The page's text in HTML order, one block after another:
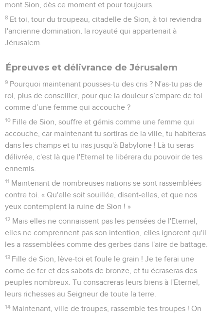
mont Sion, dès ce moment et pour toujours.
8 Et toi, tour du troupeau, citadelle de Sion, à toi reviendra
l'ancienne domination, la royauté qui appartenait à
Jérusalem.
Épreuves et délivrance de Jérusalem
9 Pourquoi maintenant pousses-tu des cris ? N'as-tu pas de
roi, plus de conseiller, pour que la douleur s’empare de toi
comme d’une femme qui accouche ?
10 Fille de Sion, souffre et gémis comme une femme qui
accouche, car maintenant tu sortiras de la ville, tu habiteras
dans les champs et tu iras jusqu'à Babylone ! Là tu seras
délivrée, c'est là que l'Eternel te libérera du pouvoir de tes
ennemis.
11 Maintenant de nombreuses nations se sont rassemblées
contre toi. « Qu'elle soit souillée, disent-elles, et que nos
yeux contemplent la ruine de Sion ! »
12 Mais elles ne connaissent pas les pensées de l'Eternel,
elles ne comprennent pas son intention, elles ignorent qu'il
les a rassemblées comme des gerbes dans l'aire de battage.
13 Fille de Sion, lève-toi et foule le grain ! Je te ferai une
corne de fer et des sabots de bronze, et tu écraseras des
peuples nombreux. Tu consacreras leurs biens à l'Eternel,
leurs richesses au Seigneur de toute la terre.
14 Maintenant, ville de troupes, rassemble tes troupes ! On